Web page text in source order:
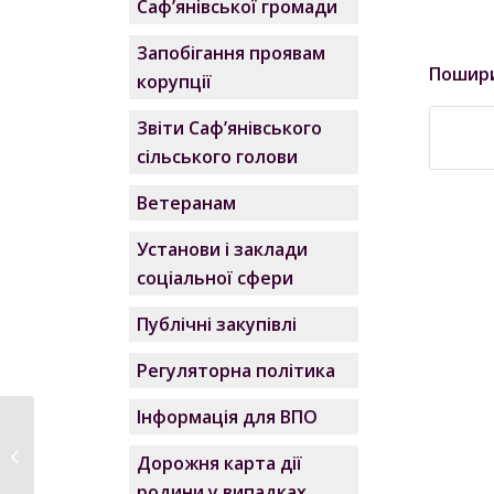
Саф’янівської громади
Запобігання проявам
корупції
Звіти Саф’янівського
сільського голови
Ветеранам
Установи і заклади
соціальної сфери
Публічні закупівлі
Регуляторна політика
Інформація для ВПО
Дорожня карта дії
Чули про прийомну
сім’ю, але не знаєте,